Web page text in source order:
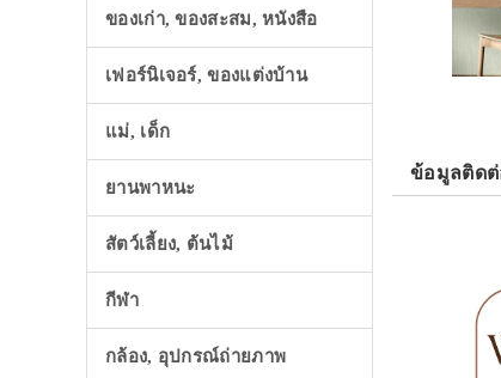
ของเก่า, ของสะสม, หนังสือ
เฟอร์นิเจอร์, ของแต่งบ้าน
แม่, เด็ก
ยานพาหนะ
สัตว์เลี้ยง, ต้นไม้
กีฬา
กล้อง, อุปกรณ์ถ่ายภาพ
ข้อมูลติดต่